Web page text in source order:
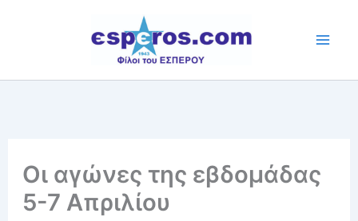
Οι αγώνες της εβδομάδας
5-7 Απριλίου